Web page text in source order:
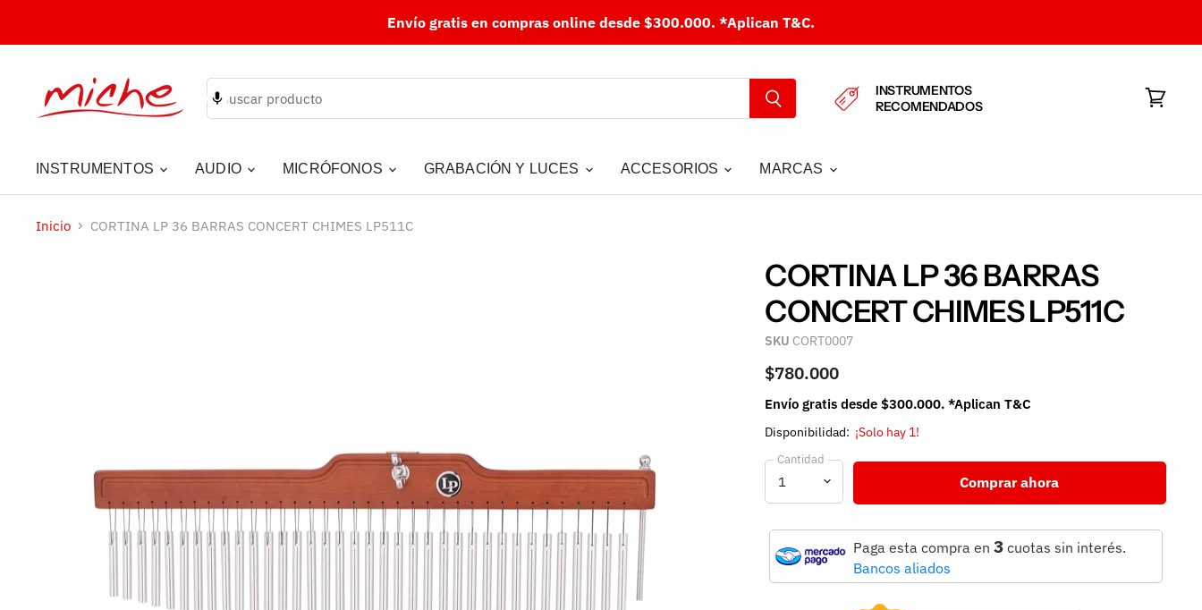
Envío gratis en compras online desde $300.000. *Aplican T&C.
INSTRUMENTOS
RECOMENDADOS
INSTRUMENTOS AUDIO MICRÓFONOS GRABACIÓN Y LUCES ACCESORIOS MARCAS
Inicio CORTINA LP 36 BARRAS CONCERT CHIMES LP511C
CORTINA LP 36 BARRAS
CONCERT CHIMES LP511C
SKU CORT0007
$780.000
Envío gratis desde $300.000. *Aplican T&C
Disponibilidad: ¡Solo hay 1!
Cantidad
Comprar ahora
Paga esta compra en 3cuotas sin interés.
Bancos aliados